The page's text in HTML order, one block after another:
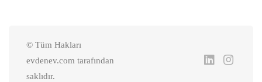
© Tüm Hakları
evdenev.com tarafından
saklıdır.